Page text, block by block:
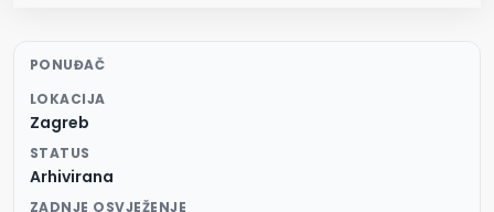
PONUĐAČ
LOKACIJA
Zagreb
STATUS
Arhivirana
ZADNJE OSVJEŽENJE